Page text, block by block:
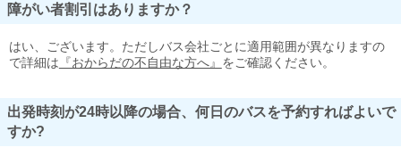
障がい者割引はありますか？
はい、ございます。ただしバス会社ごとに適用範囲が異なりますの
で詳細は 『おからだの不自由な方へ』 をご確認ください。
出発時刻が24時以降の場合、何日のバスを予約すればよいで
すか?